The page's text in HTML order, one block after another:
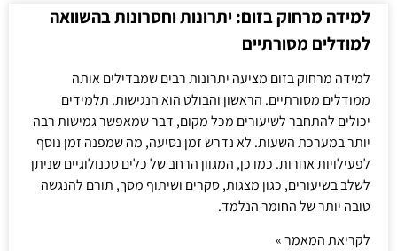
למידה מרחוק בזום: יתרונות וחסרונות בהשוואה
למודלים מסורתיים
למידה מרחוק בזום מציעה יתרונות רבים שמבדילים אותה
ממודלים מסורתיים. הראשון והבולט הוא הנגישות. תלמידים
יכולים להתחבר לשיעורים מכל מקום, דבר שמאפשר גמישות רבה
יותר במערכת השעות. לא נדרש זמן נסיעה, מה שמפנה זמן נוסף
לפעילויות אחרות. כמו כן, המגוון הרחב של כלים טכנולוגיים שניתן
לשלב בשיעורים, כגון מצגות, סקרים ושיתוף מסך, תורם להנגשה
טובה יותר של החומר הנלמד.
לקריאת המאמר »